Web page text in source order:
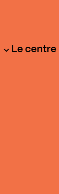
Le centre